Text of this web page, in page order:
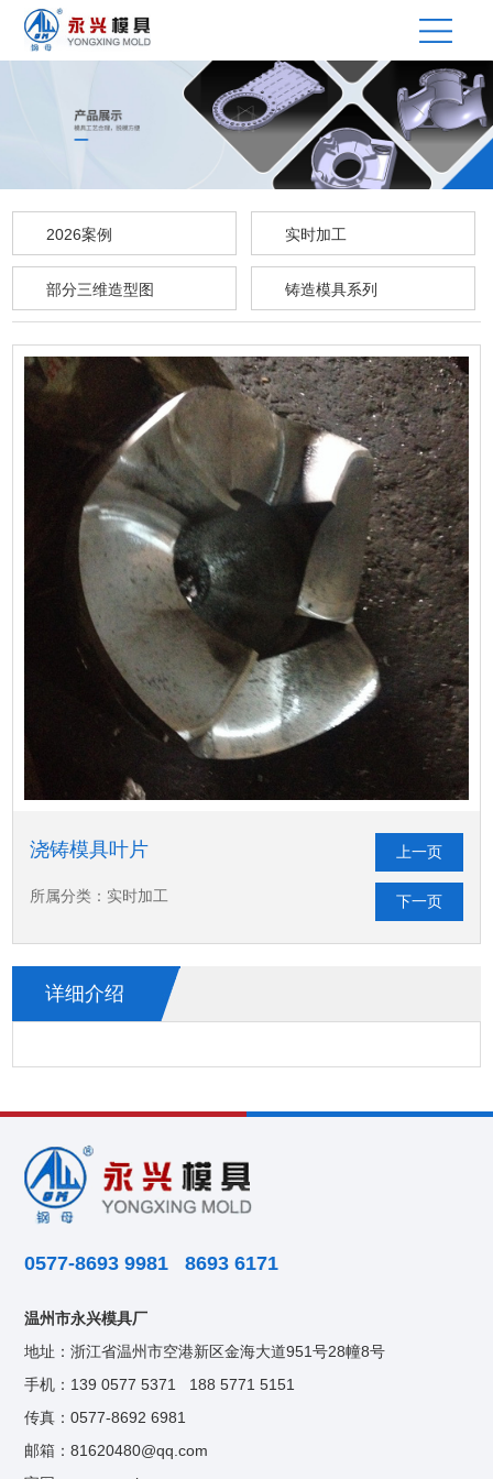
2026案例 实时加工
部分三维造型图 铸造模具系列
浇铸模具叶片
所属分类：实时加工
上一页
下一页
详细介绍
0577-8693 9981 8693 6171
温州市永兴模具厂
地址：浙江省温州市空港新区金海大道951号28幢8号
手机： 139 0577 5371
188 5771 5151
传真：0577-8692 6981
邮箱：81620480@qq.com